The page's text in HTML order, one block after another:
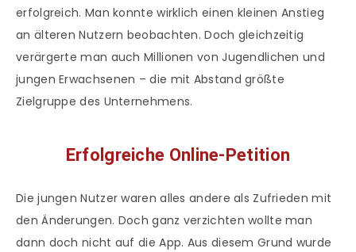
erfolgreich. Man konnte wirklich einen kleinen Anstieg
an älteren Nutzern beobachten. Doch gleichzeitig
verärgerte man auch Millionen von Jugendlichen und
jungen Erwachsenen – die mit Abstand größte
Zielgruppe des Unternehmens.
Erfolgreiche Online-Petition
Die jungen Nutzer waren alles andere als Zufrieden mit
den Änderungen. Doch ganz verzichten wollte man
dann doch nicht auf die App. Aus diesem Grund wurde